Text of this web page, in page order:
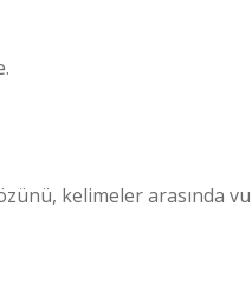
kelimeler arasında